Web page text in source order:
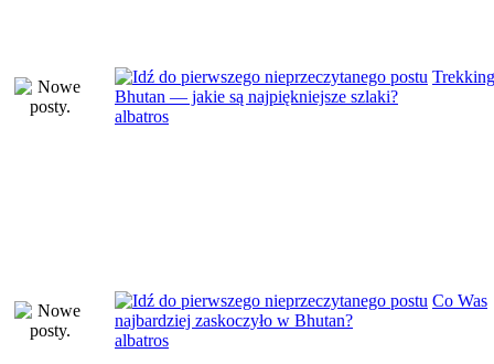
Bhutan — jakie są najpiękniejsze szlaki?
albatros
Co Was
najbardziej zaskoczyło w Bhutan?
albatros